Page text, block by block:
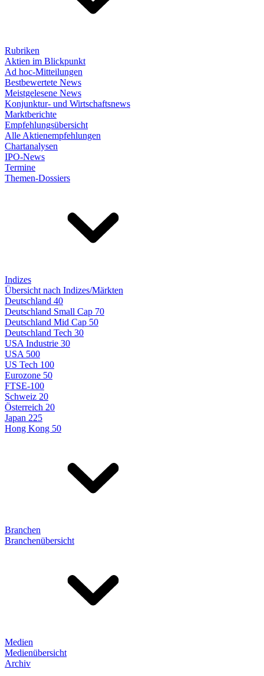
Rubriken
Aktien im Blickpunkt
Ad hoc-Mitteilungen
Bestbewertete News
Meistgelesene News
Konjunktur- und Wirtschaftsnews
Marktberichte
Empfehlungsübersicht
Alle Aktienempfehlungen
Chartanalysen
IPO-News
Termine
Themen-Dossiers
Indizes
Übersicht nach Indizes/Märkten
Deutschland 40
Deutschland Small Cap 70
Deutschland Mid Cap 50
Deutschland Tech 30
USA Industrie 30
USA 500
US Tech 100
Eurozone 50
FTSE-100
Schweiz 20
Österreich 20
Japan 225
Hong Kong 50
Branchen
Branchenübersicht
Medien
Medienübersicht
Archiv